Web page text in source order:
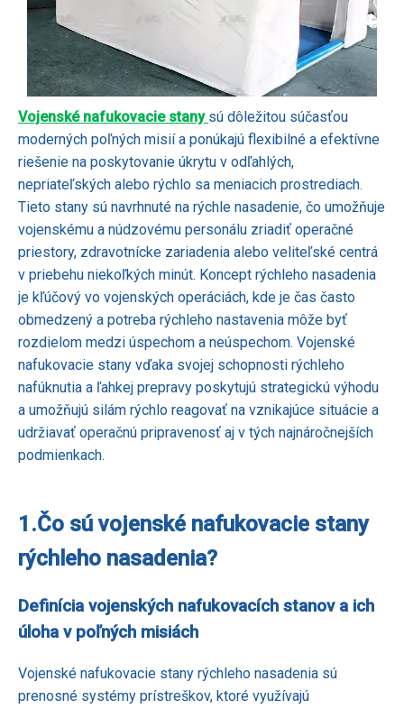
Vojenské nafukovacie stany sú dôležitou súčasťou
moderných poľných misií a ponúkajú flexibilné a efektívne
riešenie na poskytovanie úkrytu v odľahlých,
nepriateľských alebo rýchlo sa meniacich prostrediach.
Tieto stany sú navrhnuté na rýchle nasadenie, čo umožňuje
vojenskému a núdzovému personálu zriadiť operačné
priestory, zdravotnícke zariadenia alebo veliteľské centrá
v priebehu niekoľkých minút. Koncept rýchleho nasadenia
je kľúčový vo vojenských operáciách, kde je čas často
obmedzený a potreba rýchleho nastavenia môže byť
rozdielom medzi úspechom a neúspechom. Vojenské
nafukovacie stany vďaka svojej schopnosti rýchleho
nafúknutia a ľahkej prepravy poskytujú strategickú výhodu
a umožňujú silám rýchlo reagovať na vznikajúce situácie a
udržiavať operačnú pripravenosť aj v tých najnáročnejších
podmienkach.
1.Čo sú vojenské nafukovacie stany
rýchleho nasadenia?
Definícia vojenských nafukovacích stanov a ich
úloha v poľných misiách
Vojenské nafukovacie stany rýchleho nasadenia sú
prenosné systémy prístreškov, ktoré využívajú